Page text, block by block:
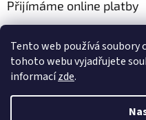
Tento web používá soubory
tohoto webu vyjadřujete
informacízde.
Přijímáme online platby